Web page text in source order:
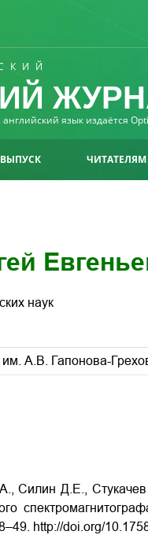
язык издаётся
ЧИТАТЕЛЯМ
наук
им. А.В. Гапонова-
Силин Д.Е.,
http://doi.org/